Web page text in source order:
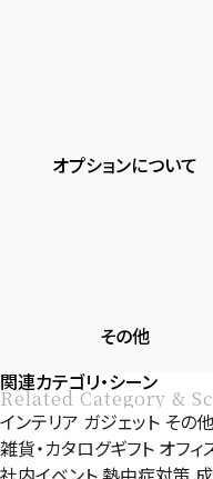
オプションについて
その他
関連カテゴリ・シーン
Related Category &
インテリア ガジェット その他
雑貨・カタログギフト オフィ